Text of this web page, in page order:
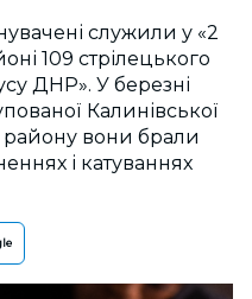
служили у «2
109 стрілецького
ДНР». У березні
Калинівської
вони брали
і катуваннях